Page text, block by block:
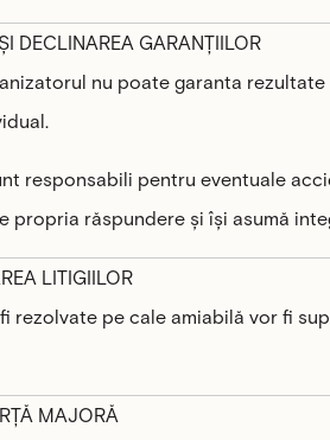
DECLINAREA GARANȚIILOR
nu poate garanta
responsabili pentru eventuale
propria răspundere și își asumă
LITIGIILOR
rezolvate pe cale amiabilă vor fi
MAJORĂ